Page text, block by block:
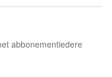
abbonementiedere